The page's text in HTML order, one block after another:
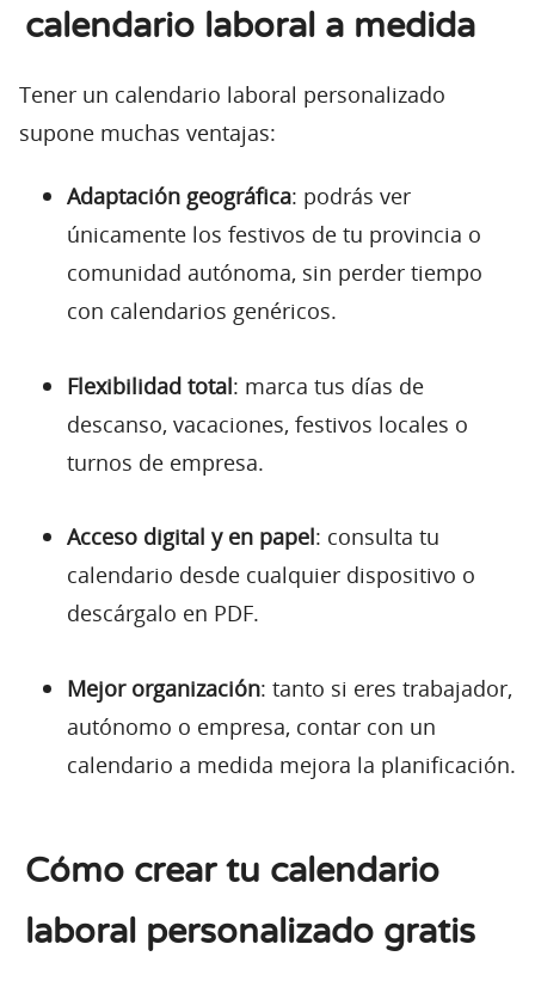
calendario laboral a medida
Tener un calendario laboral personalizado
supone muchas ventajas:
Adaptación geográfica: podrás ver
únicamente los festivos de tu provincia o
comunidad autónoma, sin perder tiempo
con calendarios genéricos.
Flexibilidad total: marca tus días de
descanso, vacaciones, festivos locales o
turnos de empresa.
Acceso digital y en papel: consulta tu
calendario desde cualquier dispositivo o
descárgalo en PDF.
Mejor organización: tanto si eres trabajador,
autónomo o empresa, contar con un
calendario a medida mejora la planificación.
Cómo crear tu calendario
laboral personalizado gratis